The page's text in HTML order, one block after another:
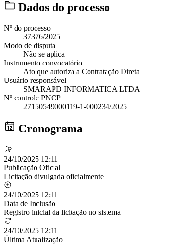
Dados do processo
Nº do processo
37376/2025
Modo de disputa
Não se aplica
Instrumento convocatório
Ato que autoriza a Contratação Direta
Usuário responsável
SMARAPD INFORMATICA LTDA
Nº controle PNCP
27150549000119-1-000234/2025
Cronograma
24/10/2025 12:11
Publicação Oficial
Licitação divulgada oficialmente
24/10/2025 12:11
Data de Inclusão
Registro inicial da licitação no sistema
24/10/2025 12:11
Última Atualização